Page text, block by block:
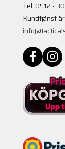
Tel. 0912 -
Kundtjänst